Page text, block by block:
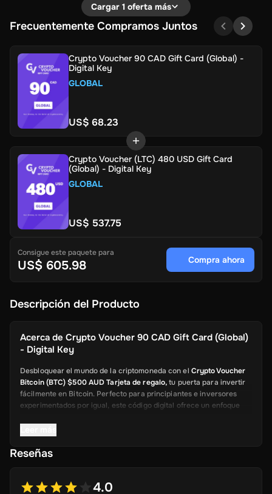
Cargar 1 oferta más
Frecuentemente Compramos Juntos
Crypto Voucher 90 CAD Gift Card (Global) -
Digital Key
GLOBAL
US$ 68.23
Crypto Voucher (LTC) 480 USD Gift Card
(Global) - Digital Key
GLOBAL
US$ 537.75
Consigue este paquete para
US$ 605.98 Compra ahora
Descripción del Producto
Acerca de Crypto Voucher 90 CAD Gift Card (Global)
- Digital Key
Desbloquear el mundo de la criptomoneda con el Crypto Voucher
Bitcoin (BTC) $500 AUD Tarjeta de regalo,tu puerta para invertir
fácilmente en Bitcoin. Perfecto para principiantes e inversores
experimentados por igual, este código digital ofrece un enfoque
como una forma conveniente de aumentar sus propios activos
digitales, este vale proporciona flexibilidad y control sobre sus
Características clave
Reseñas
4.0